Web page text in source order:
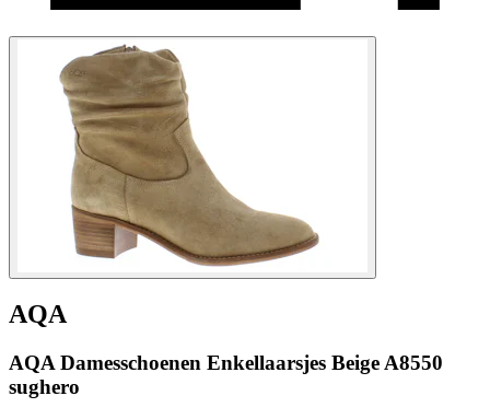
AQA
AQA Damesschoenen Enkellaarsjes Beige A8550
sughero